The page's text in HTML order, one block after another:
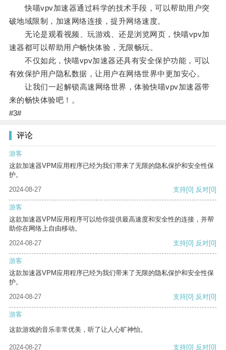
快喵vpv加速器通过科学的技术手段，可以帮助用户突
破地域限制，加速网络连接，提升网络速度。
无论是观看视频、玩游戏、还是浏览网页，快喵vpv加
速器都可以帮助用户畅快体验，无限畅玩。
不仅如此，快喵vpv加速器还具有安全保护功能，可以
有效保护用户隐私数据，让用户在网络世界中更加安心。
让我们一起解锁高速网络世界，体验快喵vpv加速器带
来的畅快体验吧！。
#3#
评论
游客
这款加速器VPM应用程序已经为我们带来了无限的隐私保护和安全性保
护。
2024-08-27
支持[0] 反对[0]
游客
这款加速器VPM应用程序可以给你提供最高速度和安全性的连接，并帮
助你在网络上自由移动。
2024-08-27
支持[0] 反对[0]
游客
这款加速器VPM应用程序已经为我们带来了无限的隐私保护和安全性保
护。
2024-08-27
支持[0] 反对[0]
游客
这款游戏的音乐非常优美，听了让人心旷神怡。
2024-08-27 支持[0] 反对[0]